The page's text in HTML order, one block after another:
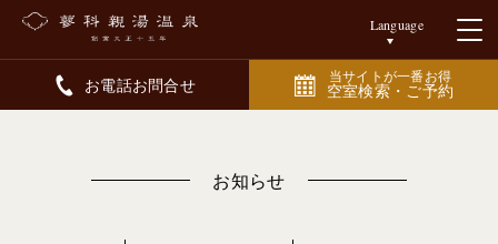
Language
お電話お問合せ 当サイトが一番お得
空室検索・ご予約
お知らせ